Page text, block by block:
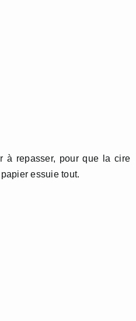
à repasser, pour que la cire
essuie tout.